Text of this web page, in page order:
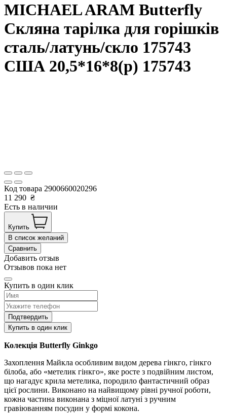
MICHAEL ARAM Butterfly
Скляна тарілка для горішків
сталь/латунь/скло 175743
США 20,5*16*8(р) 175743
Код товара 2900660020296
11 290 ₴
Есть в наличии
Купить
В список желаний
Сравнить
Добавить отзыв
Отзывов пока нет
Купить в один клик
Подтвердить
Купить в один клик
Колекція Butterfly Ginkgo
Захоплення Майкла особливим видом дерева гінкго, гінкго
білоба, або «метелик гінкго», яке росте з подвійним листом,
що нагадує крила метелика, породило фантастичний образ
цієї рослини. Виконано на найвищому рівні ручної роботи,
кожна частина виконана з міцної латуні з ручним
гравіюванням посудин у формі кокона.